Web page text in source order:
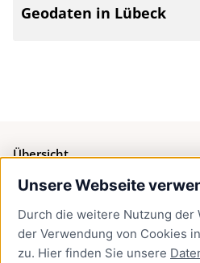
Unsere Webseite
Durch die weitere Nutzung der
der Verwendung von Cookies
zu. Hier finden Sie unsere
Geodaten in Lübeck
Übersicht
Bürgerservice
Presse
Newsletter Lübeck:kompakt